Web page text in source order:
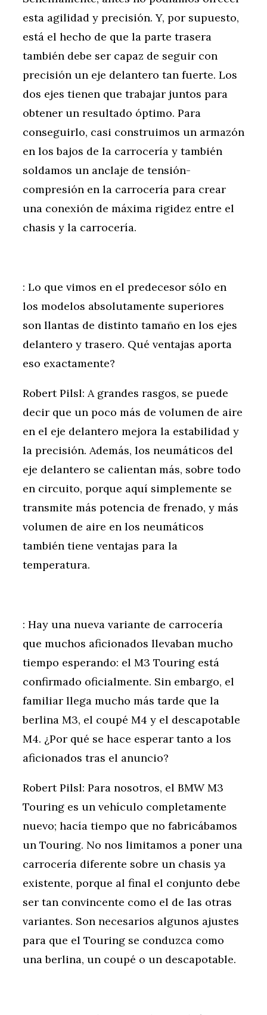
esta agilidad y precisión. Y, por supuesto,
está el hecho de que la parte trasera
también debe ser capaz de seguir con
precisión un eje delantero tan fuerte. Los
dos ejes tienen que trabajar juntos para
obtener un resultado óptimo. Para
conseguirlo, casi construimos un armazón
en los bajos de la carrocería y también
soldamos un anclaje de tensión-
compresión en la carrocería para crear
una conexión de máxima rigidez entre el
chasis y la carrocería.
: Lo que vimos en el predecesor sólo en
los modelos absolutamente superiores
son llantas de distinto tamaño en los ejes
delantero y trasero. Qué ventajas aporta
eso exactamente?
Robert Pilsl: A grandes rasgos, se puede
decir que un poco más de volumen de aire
en el eje delantero mejora la estabilidad y
la precisión. Además, los neumáticos del
eje delantero se calientan más, sobre todo
en circuito, porque aquí simplemente se
transmite más potencia de frenado, y más
volumen de aire en los neumáticos
también tiene ventajas para la
temperatura.
: Hay una nueva variante de carrocería
que muchos aficionados llevaban mucho
tiempo esperando: el M3 Touring está
confirmado oficialmente. Sin embargo, el
familiar llega mucho más tarde que la
berlina M3, el coupé M4 y el descapotable
M4. ¿Por qué se hace esperar tanto a los
aficionados tras el anuncio?
Robert Pilsl: Para nosotros, el BMW M3
Touring es un vehículo completamente
nuevo; hacía tiempo que no fabricábamos
un Touring. No nos limitamos a poner una
carrocería diferente sobre un chasis ya
existente, porque al final el conjunto debe
ser tan convincente como el de las otras
variantes. Son necesarios algunos ajustes
para que el Touring se conduzca como
una berlina, un coupé o un descapotable.